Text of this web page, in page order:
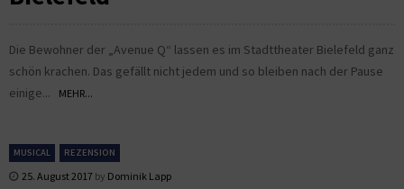
Die Bewohner der „Avenue Q“ lassen es im Stadttheater Bielefeld ganz
schön krachen. Das gefällt nicht jedem und so bleiben nach der Pause
einige...
MEHR...
MUSICAL REZENSION
25. August 2017 by Dominik Lapp